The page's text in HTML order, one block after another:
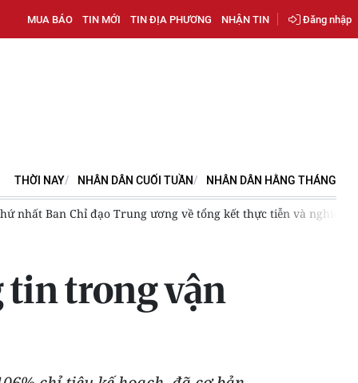
MUA BÁO TIN MỚI TIN ĐỊA PHƯƠNG NHẬN TIN Đăng nhập
THỜI NAY NHÂN DÂN CUỐI TUẦN NHÂN DÂN HẰNG THÁNG
bổ sung Điều lệ Đảng; Hủy toàn bộ kết quả tại Điểm thi Trường
tin trong vận